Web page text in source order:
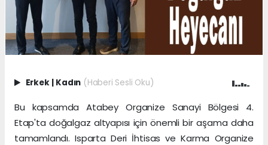
Erkek | Kadın (Haberi Sesli Oku)
Bu kapsamda Atabey Organize Sanayi Bölgesi 4.
Etap'ta doğalgaz altyapısı için önemli bir aşama daha
tamamlandı. Isparta Deri İhtisas ve Karma Organize